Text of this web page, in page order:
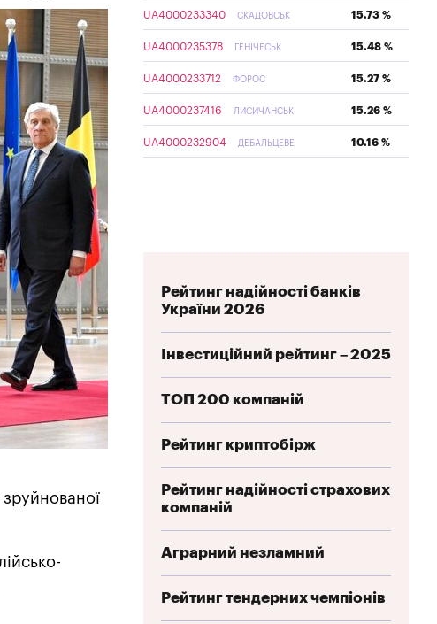
зруйнованої
UA4000233340 СКАДОВСЬК 15.73 %
UA4000235378 ГЕНІЧЕСЬК 15.48 %
UA4000233712 ФОРОС 15.27 %
UA4000237416 ЛИСИЧАНСЬК 15.26 %
UA4000232904 ДЕБАЛЬЦЕВЕ 10.16 %
Рейтинг надійності банків
України 2026
Інвестиційний рейтинг – 2025
ТОП 200 компаній
Рейтинг криптобірж
Рейтинг надійності страхових
компаній
Аграрний незламний
Рейтинг тендерних чемпіонів